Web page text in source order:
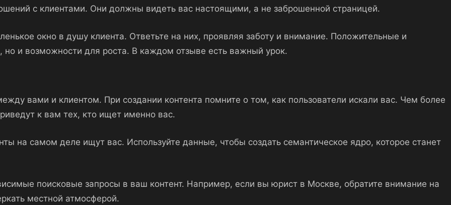
с клиентами. Они должны видеть вас настоящими, а не заброшенной страницей.
окно в душу клиента. Ответьте на них, проявляя заботу и внимание. Положительные и
и возможности для роста. В каждом отзыве есть важный урок.
вами и клиентом. При создании контента помните о том, как пользователи искали вас. Чем более
к вам тех, кто ищет именно вас.
на самом деле ищут вас. Используйте данные, чтобы создать семантическое ядро, которое станет
поисковые запросы в ваш контент. Например, если вы юрист в Москве, обратите внимание на
местной атмосферой.